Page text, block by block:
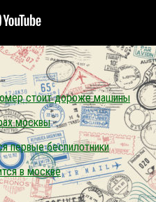
стоит дороже машины
москвы
первые беспилотники
в москве